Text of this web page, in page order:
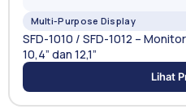
Multi-Purpose Display
SFD-1010 / SFD-1012 –
10,4” dan 12,1”
Lihat